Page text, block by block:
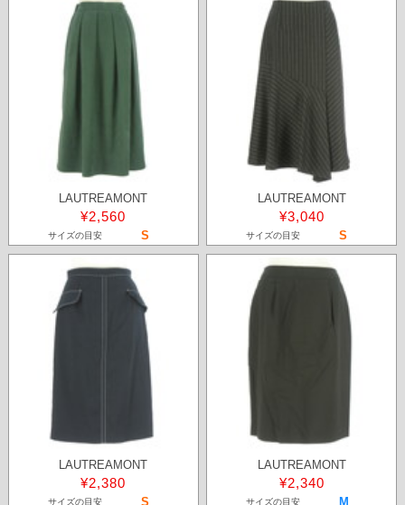
LAUTREAMONT
¥2,560
サイズの目安 S
LAUTREAMONT
¥3,040
サイズの目安 S
LAUTREAMONT
¥2,380
サイズの目安 S
LAUTREAMONT
¥2,340
サイズの目安 M